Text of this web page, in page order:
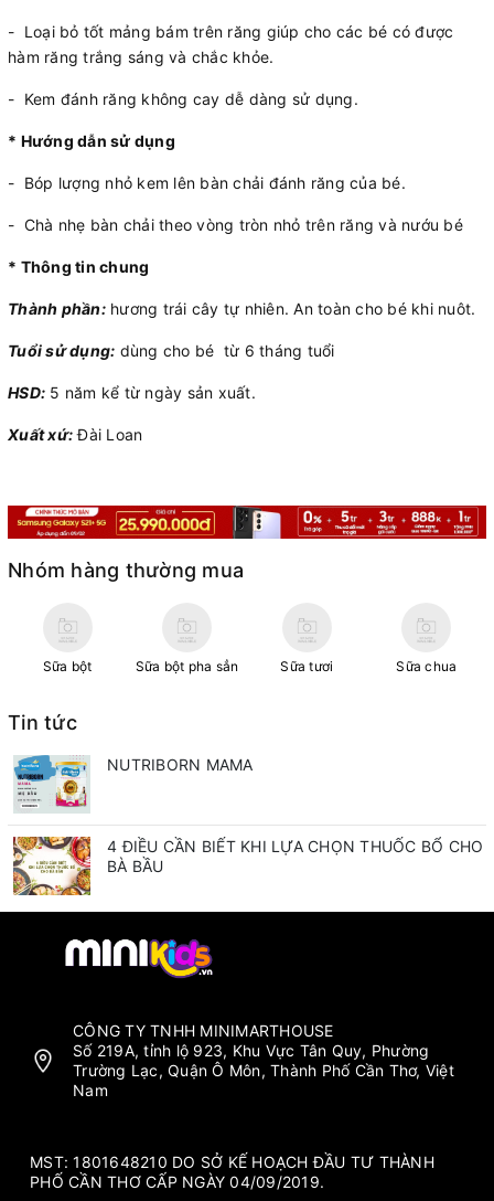
- Loại bỏ tốt mảng bám trên răng giúp cho các bé có được
hàm răng trắng sáng và chắc khỏe.
- Kem đánh răng không cay dễ dàng sử dụng.
* Hướng dẫn sử dụng
- Bóp lượng nhỏ kem lên bàn chải đánh răng của bé.
- Chà nhẹ bàn chải theo vòng tròn nhỏ trên răng và nướu bé
* Thông tin chung
Thành phần:hương trái cây tự nhiên. An toàn cho bé khi nuôt.
Tuổi sử dụng: dùng cho bé từ 6 tháng tuổi
HSD: 5 năm kể từ ngày sản xuất.
Xuất xứ:Đài Loan
Nhóm hàng thường mua
Sữa bột Sữa bột pha sẳn Sữa tươi Sữa chua
Tin tức
NUTRIBORN MAMA
4 ĐIỀU CẦN BIẾT KHI LỰA CHỌN THUỐC BỔ CHO
BÀ BẦU
CÔNG TY TNHH MINIMARTHOUSE
Số 219A, tỉnh lộ 923, Khu Vực Tân Quy, Phường
Trường Lạc, Quận Ô Môn, Thành Phố Cần Thơ, Việt
Nam
MST: 1801648210 DO SỞ KẾ HOẠCH ĐẦU TƯ THÀNH
PHỐ CẦN THƠ CẤP NGÀY 04/09/2019.